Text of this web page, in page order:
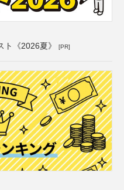
ト《2026夏》 [PR]